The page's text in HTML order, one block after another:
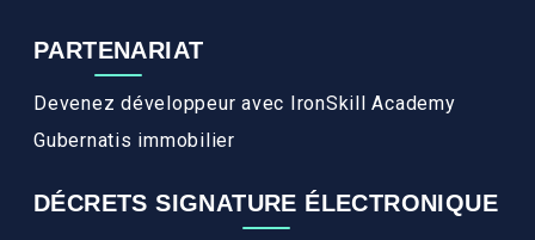
PARTENARIAT
Devenez développeur avec IronSkill Academy
Gubernatis immobilier
DÉCRETS SIGNATURE ÉLECTRONIQUE